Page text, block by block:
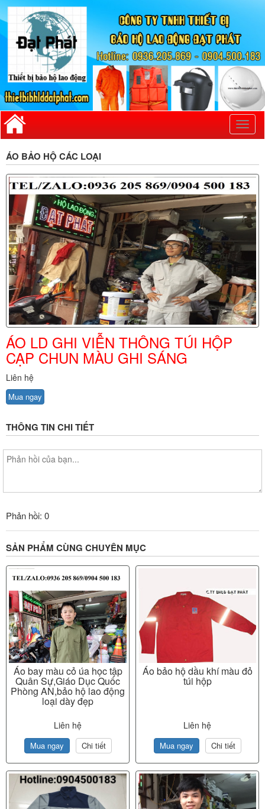
ÁO BẢO HỘ CÁC LOẠI
ÁO LD GHI VIỄN THÔNG TÚI HỘP
CẠP CHUN MÀU GHI SÁNG
Liên hệ
Mua ngay
THÔNG TIN CHI TIẾT
Phản hồi: 0
SẢN PHẨM CÙNG CHUYÊN MỤC
Áo bay màu cỏ úa học tập
Quân Sự,Giáo Dục Quốc
Phòng AN,bảo hộ lao động
loại dày đẹp
Liên hệ
Mua ngay Chi tiết
Áo bảo hộ dầu khí màu đỏ
túi hộp
Liên hệ
Mua ngay Chi tiết